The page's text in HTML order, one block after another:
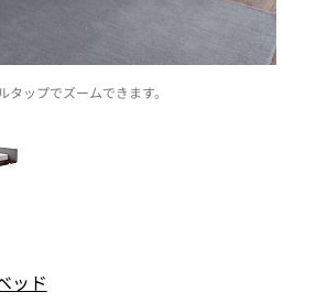
タップでズームできます。
ッド